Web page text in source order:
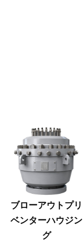
ブローアウトプリ
ベンターハウジン
グ